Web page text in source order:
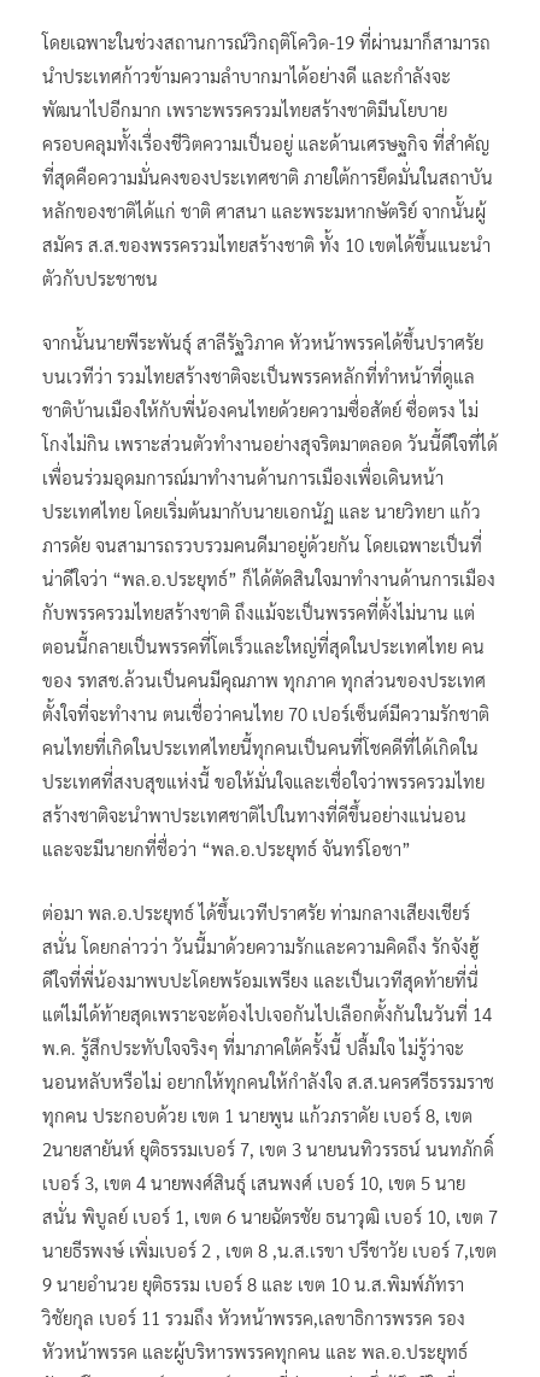
โดยเฉพาะในช่วงสถานการณ์วิกฤติโควิด-19 ที่ผ่านมาก็สามารถ
นำประเทศก้าวข้ามความลำบากมาได้อย่างดี และกำลังจะ
พัฒนาไปอีกมาก เพราะพรรครวมไทยสร้างชาติมีนโยบาย
ครอบคลุมทั้งเรื่องชีวิตความเป็นอยู่ และด้านเศรษฐกิจ ที่สำคัญ
ที่สุดคือความมั่นคงของประเทศชาติ ภายใต้การยึดมั่นในสถาบัน
หลักของชาติได้แก่ ชาติ ศาสนา และพระมหากษัตริย์ จากนั้นผู้
สมัคร ส.ส.ของพรรครวมไทยสร้างชาติ ทั้ง 10 เขตได้ขึ้นแนะนำ
ตัวกับประชาชน
จากนั้นนายพีระพันธุ์ สาลีรัฐวิภาค หัวหน้าพรรคได้ขึ้นปราศรัย
บนเวทีว่า รวมไทยสร้างชาติจะเป็นพรรคหลักที่ทำหน้าที่ดูแล
ชาติบ้านเมืองให้กับพี่น้องคนไทยด้วยความซื่อสัตย์ ซื่อตรง ไม่
โกงไม่กิน เพราะส่วนตัวทำงานอย่างสุจริตมาตลอด วันนี้ดีใจที่ได้
เพื่อนร่วมอุดมการณ์มาทำงานด้านการเมืองเพื่อเดินหน้า
ประเทศไทย โดยเริ่มต้นมากับนายเอกนัฏ และ นายวิทยา แก้ว
ภารดัย จนสามารถรวบรวมคนดีมาอยู่ด้วยกัน โดยเฉพาะเป็นที่
น่าดีใจว่า “พล.อ.ประยุทธ์” ก็ได้ตัดสินใจมาทำงานด้านการเมือง
กับพรรครวมไทยสร้างชาติ ถึงแม้จะเป็นพรรคที่ตั้งไม่นาน แต่
ตอนนี้กลายเป็นพรรคที่โตเร็วและใหญ่ที่สุดในประเทศไทย คน
ของ รทสช.ล้วนเป็นคนมีคุณภาพ ทุกภาค ทุกส่วนของประเทศ
ตั้งใจที่จะทำงาน ตนเชื่อว่าคนไทย 70 เปอร์เซ็นต์มีความรักชาติ
คนไทยที่เกิดในประเทศไทยนี้ทุกคนเป็นคนที่โชคดีที่ได้เกิดใน
ประเทศที่สงบสุขแห่งนี้ ขอให้มั่นใจและเชื่อใจว่าพรรครวมไทย
สร้างชาติจะนำพาประเทศชาติไปในทางที่ดีขึ้นอย่างแน่นอน
และจะมีนายกที่ชื่อว่า “พล.อ.ประยุทธ์ จันทร์โอชา”
ต่อมา พล.อ.ประยุทธ์ ได้ขึ้นเวทีปราศรัย ท่ามกลางเสียงเชียร์
สนั่น โดยกล่าวว่า วันนี้มาด้วยความรักและความคิดถึง รักจังฮู้
ดีใจที่พี่น้องมาพบปะโดยพร้อมเพรียง และเป็นเวทีสุดท้ายที่นี่
แต่ไม่ได้ท้ายสุดเพราะจะต้องไปเจอกันไปเลือกตั้งกันในวันที่ 14
พ.ค. รู้สึกประทับใจจริงๆ ที่มาภาคใต้ครั้งนี้ ปลื้มใจ ไม่รู้ว่าจะ
นอนหลับหรือไม่ อยากให้ทุกคนให้กำลังใจ ส.ส.นครศรีธรรมราช
ทุกคน ประกอบด้วย เขต 1 นายพูน แก้วภราดัย เบอร์ 8, เขต
2นายสายันห์ ยุติธรรมเบอร์ 7, เขต 3 นายนนทิวรรธน์ นนทภักดิ์
เบอร์ 3, เขต 4 นายพงศ์สินธุ์ เสนพงศ์ เบอร์ 10, เขต 5 นาย
สนั่น พิบูลย์ เบอร์ 1, เขต 6 นายฉัตรชัย ธนาวุฒิ เบอร์ 10, เขต 7
นายธีรพงษ์ เพิ่มเบอร์ 2 , เขต 8 ,น.ส.เรขา ปรีชาวัย เบอร์ 7,เขต
9 นายอำนวย ยุติธรรม เบอร์ 8 และ เขต 10 น.ส.พิมพ์ภัทรา
วิชัยกุล เบอร์ 11 รวมถึง หัวหน้าพรรค,เลขาธิการพรรค รอง
หัวหน้าพรรค และผู้บริหารพรรคทุกคน และ พล.อ.ประยุทธ์